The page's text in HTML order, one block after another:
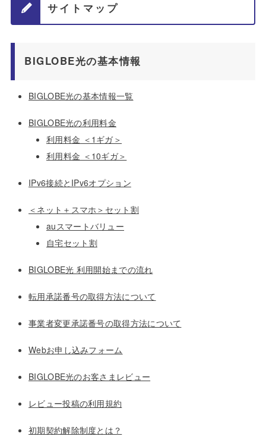
サイトマップ
BIGLOBE光の基本情報
BIGLOBE光の基本情報一覧
BIGLOBE光の利用料金
利用料金 ＜1ギガ＞
利用料金 ＜10ギガ＞
IPv6接続とIPv6オプション
＜ネット＋スマホ＞セット割
auスマートバリュー
自宅セット割
BIGLOBE光 利用開始までの流れ
転用承諾番号の取得方法について
事業者変更承諾番号の取得方法について
Webお申し込みフォーム
BIGLOBE光のお客さまレビュー
レビュー投稿の利用規約
初期契約解除制度とは？